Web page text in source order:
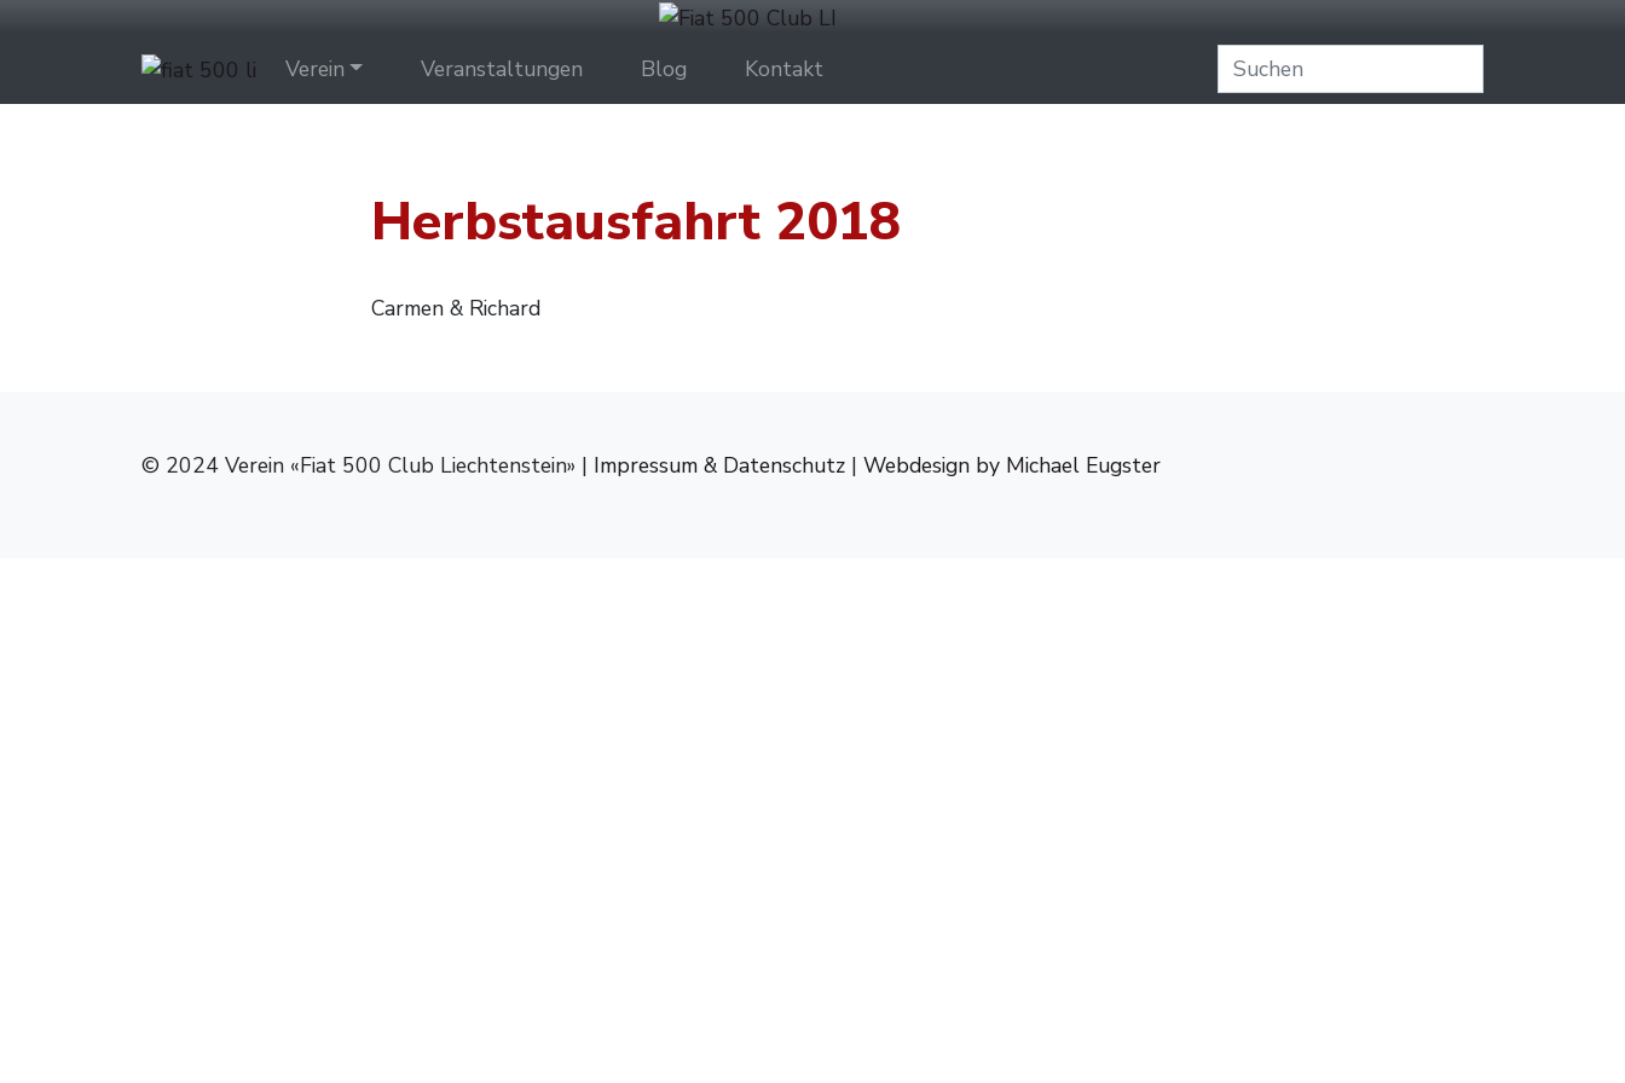
Verein Veranstaltungen Blog Kontakt
Herbstausfahrt 2018
Carmen & Richard
© 2024 Verein «Fiat 500 Club Liechtenstein» | Impressum & Datenschutz | Webdesign by Michael Eugster